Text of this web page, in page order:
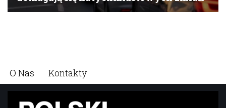
O Nas Kontakty